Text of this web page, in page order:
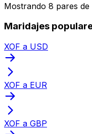
Mostrando 8 pares de
Maridajes
XOF a USD
XOF a EUR
XOF a GBP